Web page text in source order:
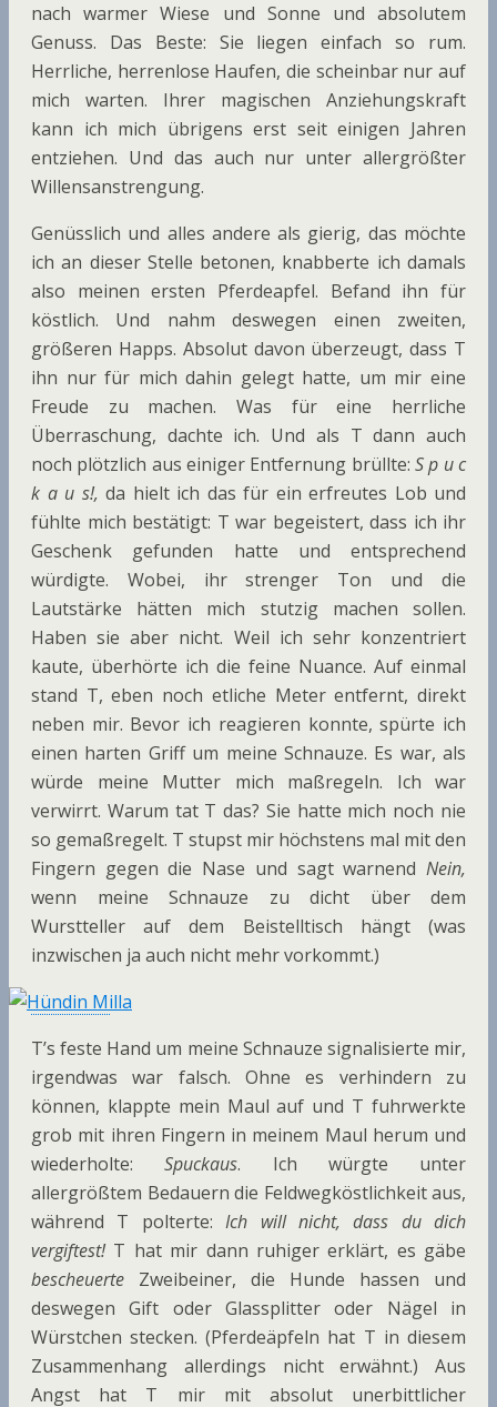
nach warmer Wiese und Sonne und absolutem
Genuss. Das Beste: Sie liegen einfach so rum.
Herrliche, herrenlose Haufen, die scheinbar nur auf
mich warten. Ihrer magischen Anziehungskraft
kann ich mich übrigens erst seit einigen Jahren
entziehen. Und das auch nur unter allergrößter
Willensanstrengung.
Genüsslich und alles andere als gierig, das möchte
ich an dieser Stelle betonen, knabberte ich damals
also meinen ersten Pferdeapfel. Befand ihn für
köstlich. Und nahm deswegen einen zweiten,
größeren Happs. Absolut davon überzeugt, dass T
ihn nur für mich dahin gelegt hatte, um mir eine
Freude zu machen. Was für eine herrliche
Überraschung, dachte ich. Und als T dann auch
noch plötzlich aus einiger Entfernung brüllte: S p u c
k a u s!, da hielt ich das für ein erfreutes Lob und
fühlte mich bestätigt: T war begeistert, dass ich ihr
Geschenk gefunden hatte und entsprechend
würdigte. Wobei, ihr strenger Ton und die
Lautstärke hätten mich stutzig machen sollen.
Haben sie aber nicht. Weil ich sehr konzentriert
kaute, überhörte ich die feine Nuance. Auf einmal
stand T, eben noch etliche Meter entfernt, direkt
neben mir. Bevor ich reagieren konnte, spürte ich
einen harten Griff um meine Schnauze. Es war, als
würde meine Mutter mich maßregeln. Ich war
verwirrt. Warum tat T das? Sie hatte mich noch nie
so gemaßregelt. T stupst mir höchstens mal mit den
Fingern gegen die Nase und sagt warnend Nein,
wenn meine Schnauze zu dicht über dem
Wurstteller auf dem Beistelltisch hängt (was
inzwischen ja auch nicht mehr vorkommt.)
T’s feste Hand um meine Schnauze signalisierte mir,
irgendwas war falsch. Ohne es verhindern zu
können, klappte mein Maul auf und T fuhrwerkte
grob mit ihren Fingern in meinem Maul herum und
wiederholte:Spuckaus. Ich würgte unter
allergrößtem Bedauern die Feldwegköstlichkeit aus,
während T polterte:Ich will nicht, dass du dich
vergiftest! T hat mir dann ruhiger erklärt, es gäbe
bescheuerte Zweibeiner, die Hunde hassen und
deswegen Gift oder Glassplitter oder Nägel in
Würstchen stecken. (Pferdeäpfeln hat T in diesem
Zusammenhang allerdings nicht erwähnt.) Aus
Angst hat T mir mit absolut unerbittlicher